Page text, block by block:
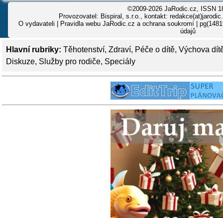
Hlavní rubriky: Těhotenství, Zdraví, Péče o dítě, Výchova
Diskuze, Služby pro rodiče, Speciály
©2009-2026 JaRodic.cz, ISSN
Provozovatel: Bispiral, s.r.o., kontakt:
O vydavateli
Pravidla webu JaRodic.cz a ochrana soukromí |
údajů